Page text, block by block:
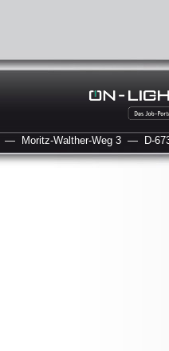
— Moritz-Walther-Weg 3 — D-